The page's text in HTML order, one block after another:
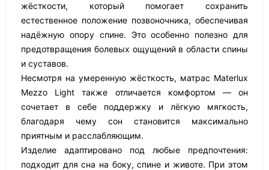
жёсткости, который помогает сохранить
естественное положение позвоночника, обеспечивая
надёжную опору спине. Это особенно полезно для
предотвращения болевых ощущений в области спины
и суставов.
Несмотря на умеренную жёсткость, матрас Materlux
Mezzo Light также отличается комфортом — он
сочетает в себе поддержку и лёгкую мягкость,
благодаря чему сон становится максимально
приятным и расслабляющим.
Изделие адаптировано под любые предпочтения:
подходит для сна на боку, спине и животе. При этом